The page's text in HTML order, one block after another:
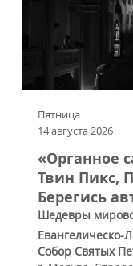
Пятница
14 августа 2026
«Органное
Твин Пикс,
Берегись
Шедевры
Собор Святых